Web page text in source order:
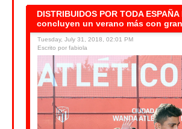
DISTRIBUIDOS POR TODA
concluyen un verano más con
Tuesday, July 31, 2018, 02:01 PM
Escrito por fabiola